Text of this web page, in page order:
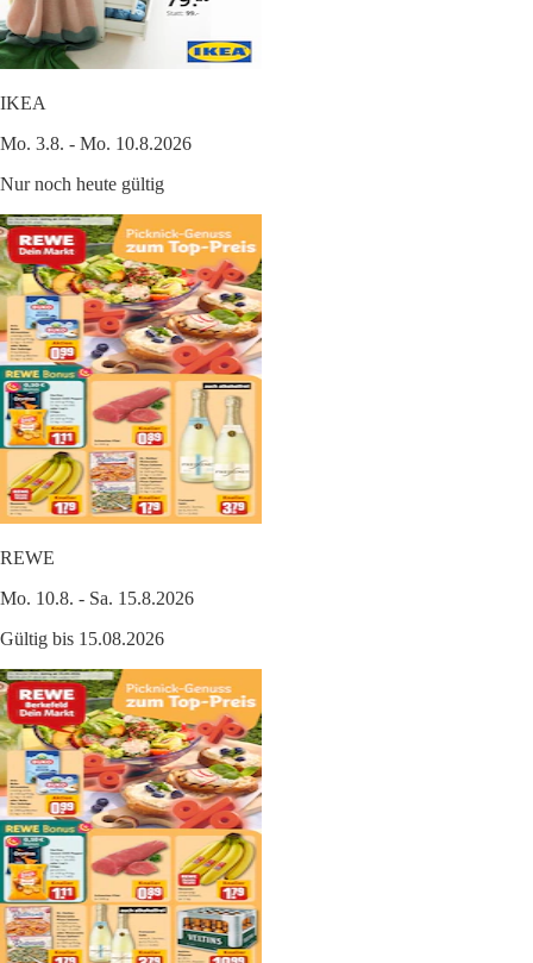
IKEA
Mo. 3.8. - Mo. 10.8.2026
Nur noch heute gültig
REWE
Mo. 10.8. - Sa. 15.8.2026
Gültig bis 15.08.2026